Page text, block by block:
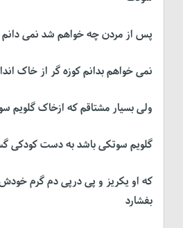
پس از مردن چه خواهم شد نمی دانم
نمی خواهم بدانم کوزه گر از خاک
ولی بسیار مشتاقم که ازخاک گلویم
گلویم سوتکی باشد به دست کودکی
که او یکریز و پی درپی دم گرم
بفشارد